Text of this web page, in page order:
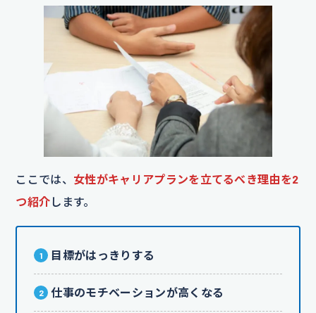
ここでは、 女性がキャリアプランを立てるべき理由を2
つ紹介 します。
目標がはっきりする
仕事のモチベーションが高くなる